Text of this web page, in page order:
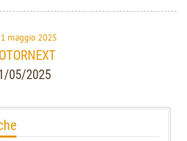
maggio 2025
05/2025